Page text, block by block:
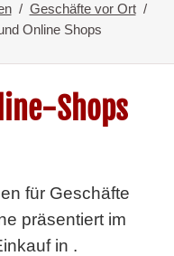
Geschäfte vor Ort
Online Shops
Shops
für Geschäfte
präsentiert im
in .